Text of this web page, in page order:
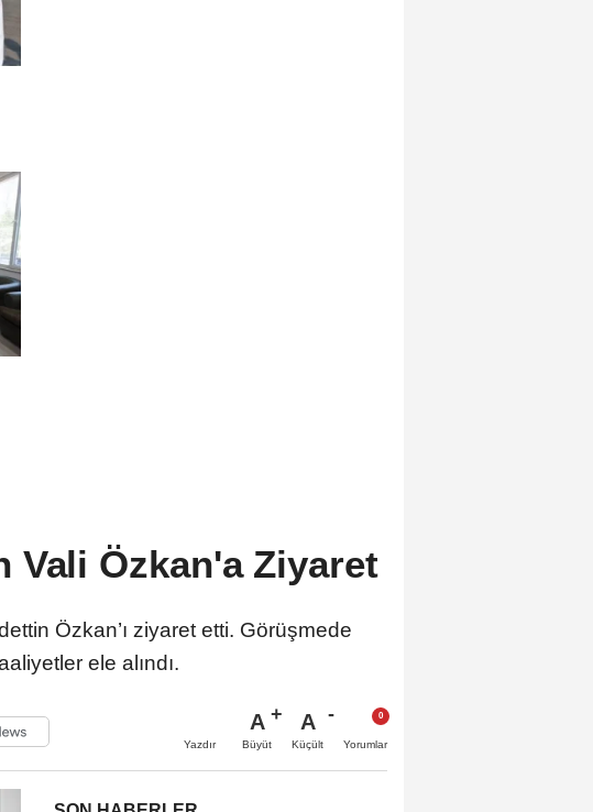
Vali Özkan'a Ziyaret
Özkan’ı ziyaret etti. Görüşmede
ele alındı.
Yazdır
A
Büyüt
A
Küçült Yorumlar